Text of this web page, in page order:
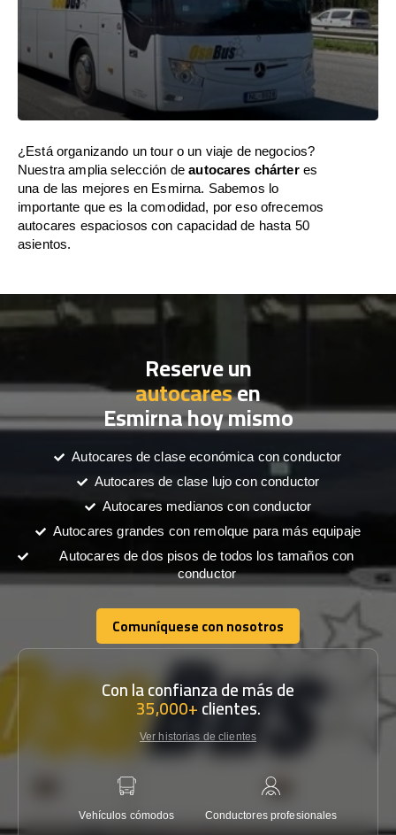
¿Está organizando un tour o un viaje de negocios?
Nuestra amplia selección deautocares chárteres
una de las mejores en Esmirna. Sabemos lo
importante que es la comodidad, por eso ofrecemos
autocares espaciosos con capacidad de hasta 50
asientos.
Reserve un
autocaresen
Esmirna hoy mismo
Autocares de clase económica con conductor
Autocares de clase lujo con conductor
Autocares medianos con conductor
Autocares grandes con remolque para más equipaje
Autocares de dos pisos de todos los tamaños con
conductor
Comuníquese con nosotros
Comuníquese con nosotros
Con la confianza de más de
35,000+clientes.
Ver historias de clientes
Vehículos cómodos Conductores profesionales